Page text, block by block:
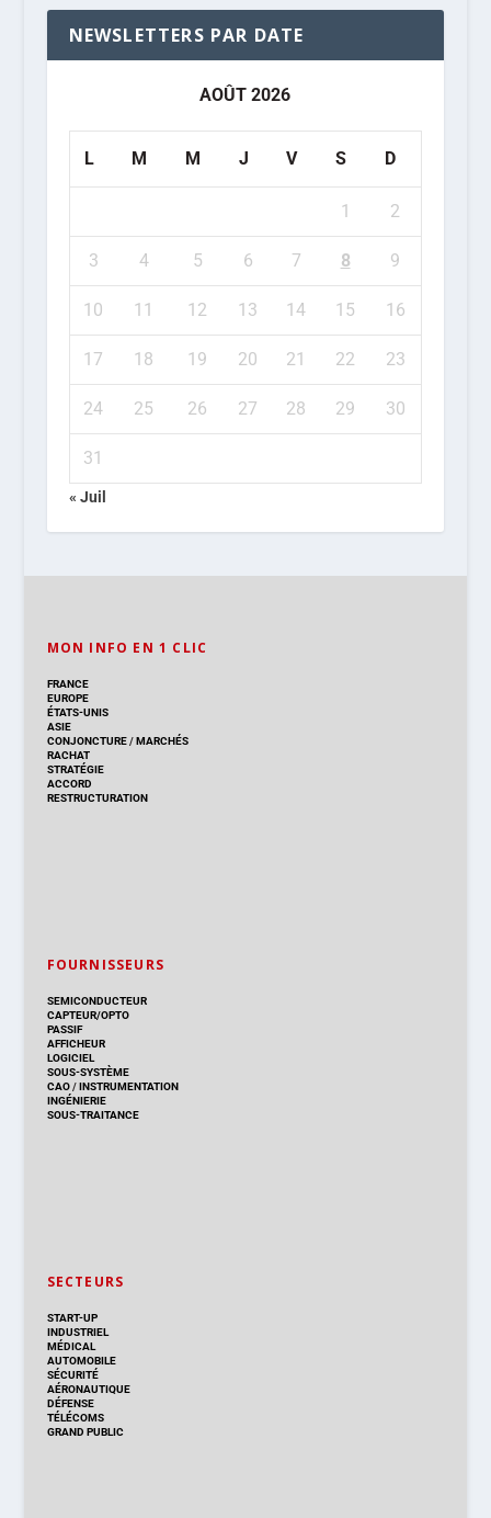
NEWSLETTERS PAR DATE
AOÛT 2026
L M M J V S D
1 2
3 4 5 6 7 8 9
10 11 12 13 14 15 16
17 18 19 20 21 22 23
24 25 26 27 28 29 30
31
« Juil
MON INFO EN 1 CLIC
FRANCE
EUROPE
ÉTATS-UNIS
ASIE
CONJONCTURE/MARCHÉS
RACHAT
STRATÉGIE
ACCORD
RESTRUCTURATION
FOURNISSEURS
SEMICONDUCTEUR
CAPTEUR/OPTO
PASSIF
AFFICHEUR
LOGICIEL
SOUS-SYSTÈME
CAO/INSTRUMENTATION
INGÉNIERIE
SOUS-TRAITANCE
SECTEURS
START-UP
INDUSTRIEL
MÉDICAL
AUTOMOBILE
SÉCURITÉ
AÉRONAUTIQUE
DÉFENSE
TÉLÉCOMS
GRAND PUBLIC